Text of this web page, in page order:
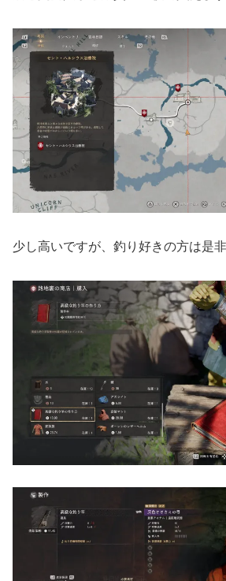
少し高いですが、釣り好きの方は是非